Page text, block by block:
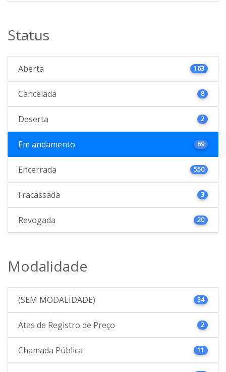
Status
Aberta 163
Cancelada 8
Deserta 2
Em andamento 69
Encerrada 550
Fracassada 3
Revogada 20
Modalidade
(SEM MODALIDADE) 34
Atas de Registro de Preço 2
Chamada Pública 11